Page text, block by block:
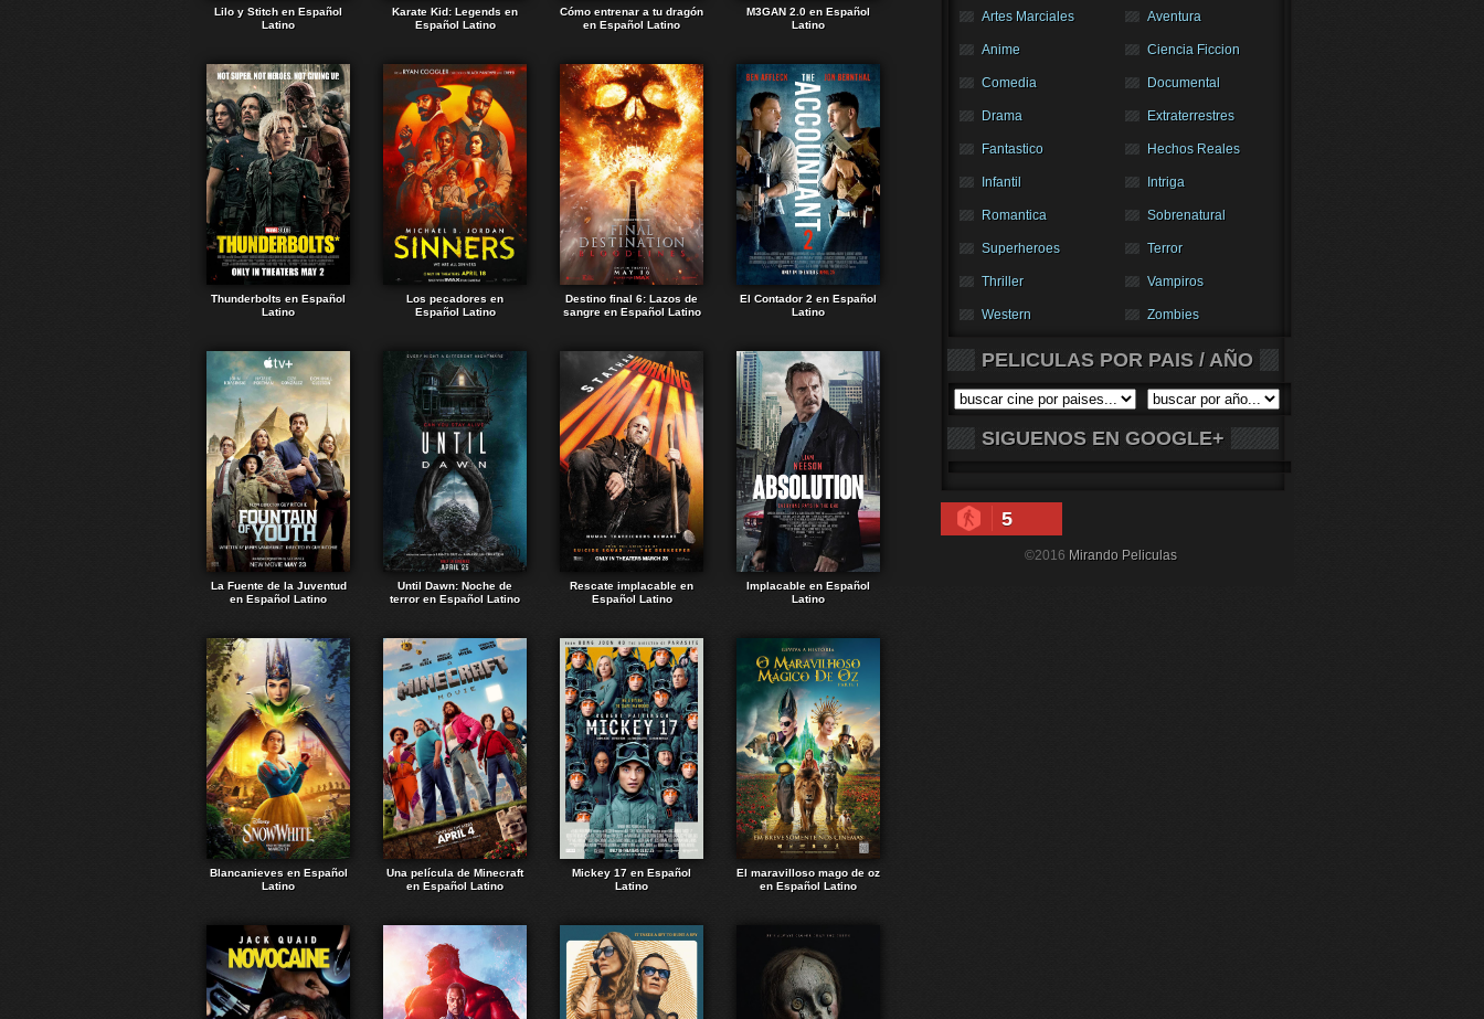
Lilo y Stitch en Español
Latino
Karate Kid: Legends en
Español Latino
Cómo entrenar a tu dragón
en Español Latino
M3GAN 2.0 en Español
Latino
Thunderbolts en Español
Latino
Los pecadores en
Español Latino
Destino final 6: Lazos de
sangre en Español Latino
El Contador 2 en Español
Latino
La Fuente de la Juventud
en Español Latino
Until Dawn: Noche de
terror en Español Latino
Rescate implacable en
Español Latino
Implacable en Español
Latino
Blancanieves en Español
Latino
Una película de Minecraft
en Español Latino
Mickey 17 en Español
Latino
El maravilloso mago de oz
en Español Latino
Artes Marciales Aventura
Anime Ciencia Ficcion
Comedia Documental
Drama Extraterrestres
Fantastico Hechos Reales
Infantil Intriga
Romantica Sobrenatural
Superheroes Terror
Thriller Vampiros
Western Zombies
PELICULAS POR PAIS / AÑO
SIGUENOS EN GOOGLE+
5
©2016 Mirando Peliculas